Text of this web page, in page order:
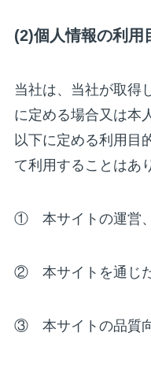
(2)個人情報の利用
当社は、当社が取得
に定める場合又は本
以下に定める利用目
て利用することはあ
① 本サイトの運営
② 本サイトを通じ
③ 本サイトの品質